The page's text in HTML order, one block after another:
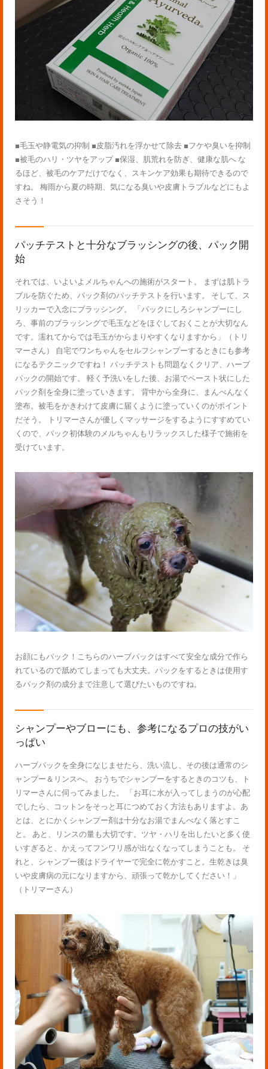
■毛玉や静電気の抑制 ■皮脂汚れを浮かせて除去 ■フケや臭いを抑制
■被毛のハリ・ツヤをアップ ■保湿、肌荒れを防ぎ、健康な肌へ な
るほど、被毛のケアだけでなく、スキンケア効果も期待できるので
すね。 梅雨から夏の時期、気になる臭いや皮膚トラブルなどにもよ
さそう！
パッチテストと十分なブラッシングの後、パック開
始
それでは、いよいよメルちゃんへの施術がスタート。 まずは肌トラ
ブルを防ぐため、パック剤のパッチテストを行います。 そして、ス
リッカーで入念にブラッシング。 「パックにしろシャンプーにし
ろ、事前のブラッシングで毛玉などをほぐしておくことが大切なん
です。濡れてからでは毛玉がからまりやすくなりますから」（トリ
マーさん） 自宅でワンちゃんをセルフシャンプーするときにも参考
になるテクニックですね！ パッチテストも問題なくクリア、ハーブ
パックの開始です。 軽く予洗いをした後、お湯でペースト状にした
パック剤を全身に塗っていきます。 背中から全身に、まんべんなく
塗布。被毛をかきわけて皮膚に届くように塗っていくのがポイント
だそう。 トリマーさんが優しくマッサージをするようにすすめてい
くので、パック初体験のメルちゃんもリラックスした様子で施術を
受けています。
お顔にもパック！こちらのハーブパックはすべて安全な成分で作ら
れているので舐めてしまっても大丈夫。パックをするときは使用す
るパック剤の成分まで注意して選びたいものですね。
シャンプーやブローにも、参考になるプロの技がい
っぱい
ハーブパックを全身になじませたら、洗い流し、その後は通常のシ
ャンプー＆リンスへ。 おうちでシャンプーをするときのコツも、ト
リマーさんに伺ってみました。 「お耳に水が入ってしまうのが心配
でしたら、コットンをそっと耳につめておく方法もありますよ。あ
とは、とにかくシャンプー剤は十分なお湯でまんべなく落とすこ
と。 あと、リンスの量も大切です。ツヤ・ハリを出したいと多く使
いすぎると、かえってフンワリ感が出なくなってしまうことも。 そ
れと、シャンプー後はドライヤーで完全に乾かすこと。生乾きは臭
いや皮膚病の元になりますから、頑張って乾かしてください！」
（トリマーさん）